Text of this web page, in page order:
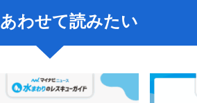
あわせて読みたい